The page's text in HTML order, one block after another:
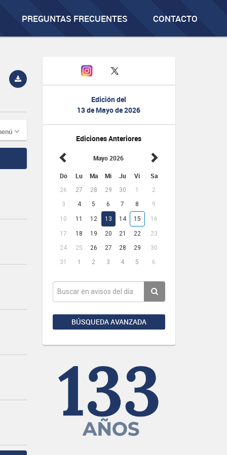
PREGUNTAS FRECUENTES CONTACTO
Edición del
13 de Mayo de 2026
Ediciones Anteriores
Mayo 2026
Do Lu Ma Mi Ju Vi Sa
26 27 28 29 30 1
2
3
4 5 6 7 8 9
10 11 12 13 14 15 16
17 18 19 20 21 22
23
24
25 26 27 28 29
30
31
1 2 3 4 5 6
BÚSQUEDA AVANZADA